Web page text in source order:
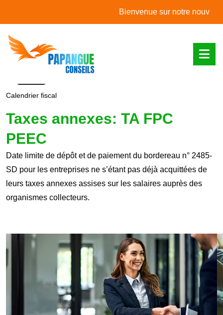
Bienvenue sur notre nouveau
L'actualité du mois
Calendrier fiscal
Taxes annexes: TA FPC
PEEC
Date limite de dépôt et de paiement du bordereau n° 2485-
SD pour les entreprises ne s’étant pas déjà acquittées de
leurs taxes annexes assises sur les salaires auprès des
organismes collecteurs.